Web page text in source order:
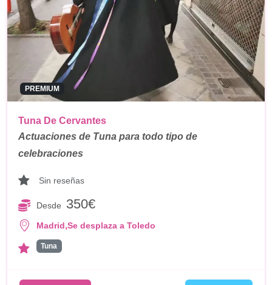
PREMIUM
Tuna De Cervantes
Actuaciones de Tuna para todo tipo de
celebraciones
Sin reseñas
Desde 350€
Madrid,Se desplaza a Toledo
Tuna